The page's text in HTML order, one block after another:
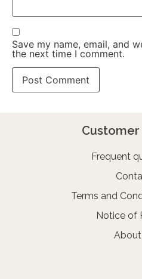
Save my name, email, and
the next time I comment.
Frequent
Terms and
Notice of